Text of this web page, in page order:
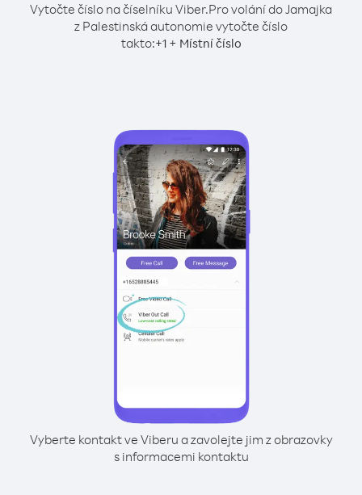
Vytočte číslo na číselníku Viber.Pro volání do Jamajka
z Palestinská autonomie vytočte číslo
takto:+1+ Místní číslo
Vyberte kontakt ve Viberu a zavolejte jim z obrazovky
s informacemi kontaktu